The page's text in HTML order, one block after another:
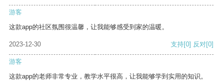
游客
这款app的社区氛围很温馨，让我能够感受到家的温暖。
2023-12-30 支持[0] 反对[0]
游客
这款app的老师非常专业，教学水平很高，让我能够学到实用的知识。